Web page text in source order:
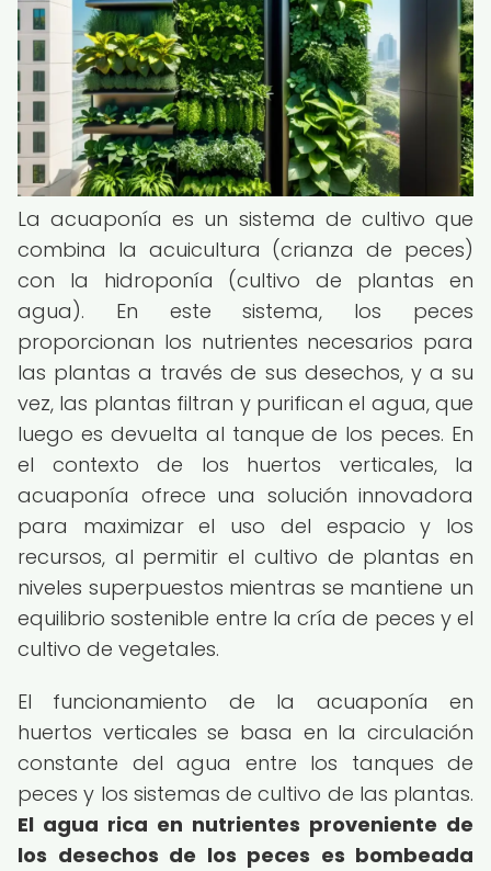
La acuaponía es un sistema de cultivo que
combina la acuicultura (crianza de peces)
con la hidroponía (cultivo de plantas en
agua). En este sistema, los peces
proporcionan los nutrientes necesarios para
las plantas a través de sus desechos, y a su
vez, las plantas filtran y purifican el agua, que
luego es devuelta al tanque de los peces. En
el contexto de los huertos verticales, la
acuaponía ofrece una solución innovadora
para maximizar el uso del espacio y los
recursos, al permitir el cultivo de plantas en
niveles superpuestos mientras se mantiene un
equilibrio sostenible entre la cría de peces y el
cultivo de vegetales.
El funcionamiento de la acuaponía en
huertos verticales se basa en la circulación
constante del agua entre los tanques de
peces y los sistemas de cultivo de las plantas.
El agua rica en nutrientes proveniente de
los desechos de los peces es bombeada